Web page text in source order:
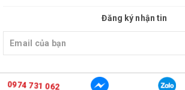
Đăng ký nhận tin
© Bản quyền thuộc vềvinakara
0974 731 062